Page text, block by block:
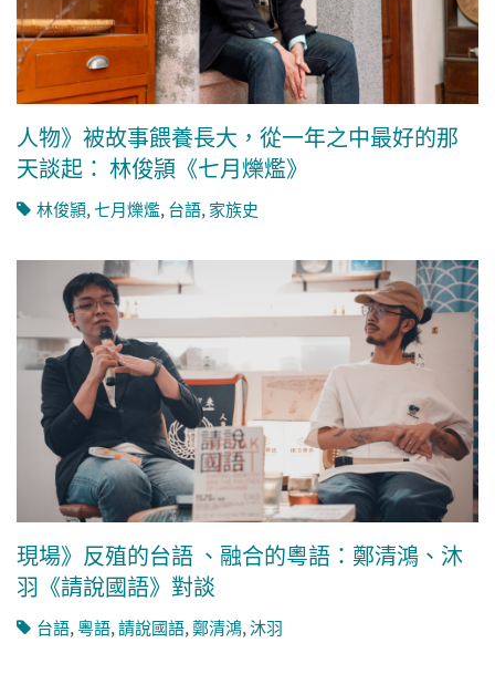
人物》被故事餵養長大，從一年之中最好的那
天談起： 林俊頴《七月爍爁》
林俊頴,七月爍爁, 台語, 家族史
現場》反殖的台語 、融合的粵語：鄭清鴻、沐
羽《請說國語》對談
台語,粵語,請說國語,鄭清鴻,沐羽